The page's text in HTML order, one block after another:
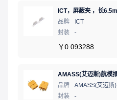
品牌
ICT
封装
-
￥0.093288
品牌
AMASS(艾迈斯)
封装
-